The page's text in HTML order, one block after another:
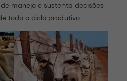
manejo e sustenta decisões
todo o ciclo produtivo.